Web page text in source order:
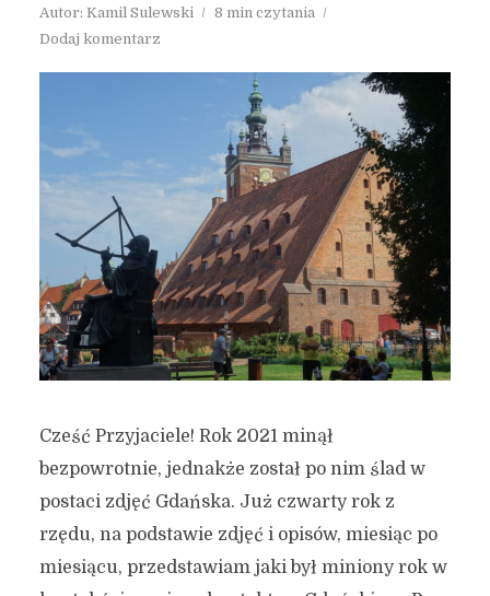
Autor: Kamil Sulewski
8 min czytania
Dodaj komentarz
Cześć Przyjaciele! Rok 2021 minął
bezpowrotnie, jednakże został po nim ślad w
postaci zdjęć Gdańska. Już czwarty rok z
rzędu, na podstawie zdjęć i opisów, miesiąc po
miesiącu, przedstawiam jaki był miniony rok w